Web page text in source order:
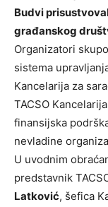
Budvi
građanskog
Organizatori
sistema
Kancelarija za
TACSO
finansijska
nevladine
U uvodnim
predstavnik
Latković, šefica